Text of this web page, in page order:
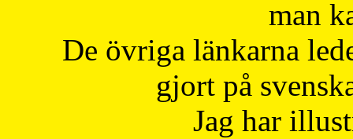
man
De övriga länkarna
gjort på
Jag har